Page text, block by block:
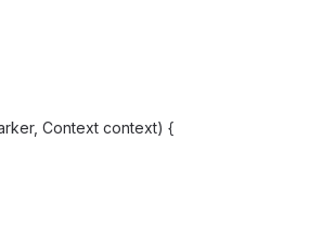
Context context) {